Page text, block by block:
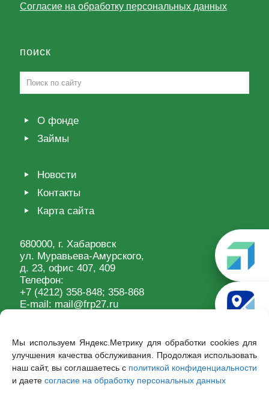
Мы используем Яндекс.Метрику для обработки cookies для
улучшения качества обслуживания. Продолжая использовать
наш сайт, вы соглашаетесь с политикой конфиденциальности
и даете согласие на обработку персональных данных
Согласие на обработку персональных данных
поиск
О фонде
Займы
Новости
Контакты
Карта сайта
680000, г. Хабаровск
ул. Муравьева-Амурского,
д. 23, офис 407, 409
Телефон:
+7 (4212) 358-848; 358-868
E-mail: mail@frp27.ru